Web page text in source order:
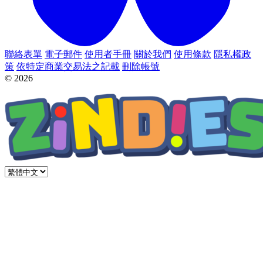
聯絡表單 電子郵件 使用者手冊 關於我們 使用條款 隱私權政
策 依特定商業交易法之記載 刪除帳號
© 2026